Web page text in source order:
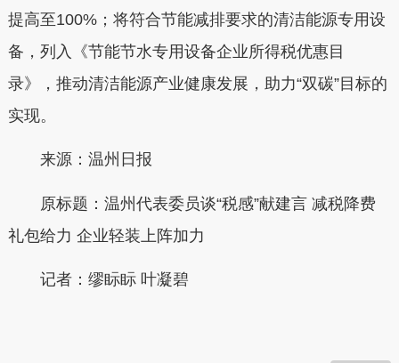
提高至100%；将符合节能减排要求的清洁能源专用设
备，列入《节能节水专用设备企业所得税优惠目
录》，推动清洁能源产业健康发展，助力“双碳”目标的
实现。
来源：温州日报
原标题：温州代表委员谈“税感”献建言 减税降费
礼包给力 企业轻装上阵加力
记者：缪眎眎 叶凝碧